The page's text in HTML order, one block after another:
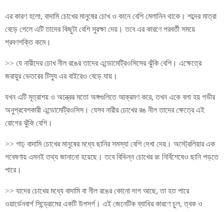
এর কারণ হলো, বাদামি চোখের মানুষের চোখ ও কানে বেশি মেলানিন থাকে। শব্দের মাত্রা
বেড়ে গেলে এটি তাদের কিছুটা বেশি সুরক্ষা দেয়। তবে এর কারণে পরবর্তী সময়ে
শ্রবণশক্তি কমে।
>> যে নারীদের চোখ নীল রঙের তাদের এন্ডোমেট্রিওসিসের ঝুঁকি বেশি। এক্ষেত্রে
জরায়ুর ভেতরের টিস্যু এর বাইরেও বেড়ে যায়।
যখন এটি মূত্রাশয় ও অন্ত্রের মতো অঙ্গগুলিতে আক্রমণ করে, তখন একে বলা হয় গভীর
অনুপ্রবেশকারী এন্ডোমেট্রিওসিস। যেসব নারীর চোখের রঙ নীল তাদের ক্ষেত্রে এই
রোগের ঝুঁকি বেশি।
>> গাঢ় বাদামি চোখের মানুষের মধ্যে ছানির সমস্যা বেশি দেখা দেয়। অস্ট্রেলিয়ার এক
গবেষণায় এমনই তথ্য জানানো হয়েছে। তবে বিভিন্ন চোখের রং নির্বিশেষেও ছানি পড়তে
পারে।
>> যাদের চোখের মধ্যে বাদামি বা নীল রঙের কোনো দাগ আছে, তা হত পারে
ওয়ার্ডেনবার্গ সিন্ড্রোমের একটি উপসর্গ। এই জেনেটিক ব্যাধির কারণে চুল, ত্বক ও